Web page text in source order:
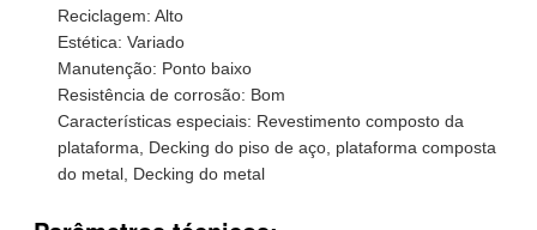
Reciclagem: Alto
Estética: Variado
Manutenção: Ponto baixo
Resistência de corrosão: Bom
Características especiais: Revestimento composto da
plataforma, Decking do piso de aço, plataforma composta
do metal, Decking do metal